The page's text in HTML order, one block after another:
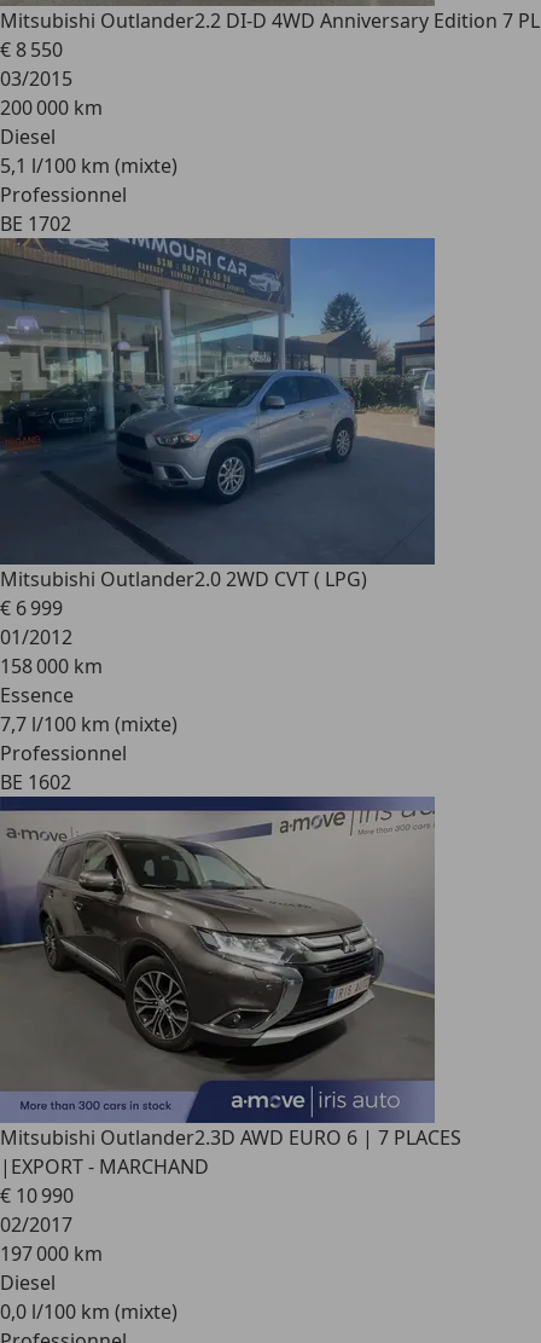
Mitsubishi Outlander2.2 DI-D 4WD Anniversary Edition 7 PL
€ 8 550
03/2015
200 000 km
Diesel
5,1 l/100 km (mixte)
Professionnel
BE 1702
Mitsubishi Outlander2.0 2WD CVT ( LPG)
€ 6 999
01/2012
158 000 km
Essence
7,7 l/100 km (mixte)
Professionnel
BE 1602
Mitsubishi Outlander2.3D AWD EURO 6 | 7 PLACES
|EXPORT - MARCHAND
€ 10 990
02/2017
197 000 km
Diesel
0,0 l/100 km (mixte)